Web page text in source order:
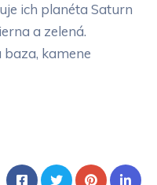
ich planéta Saturn
a zelená.
kamene